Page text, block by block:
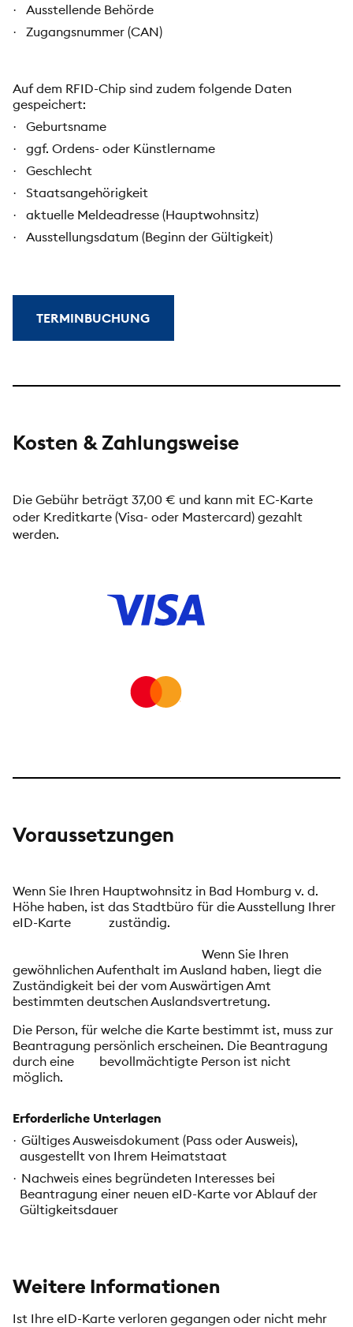
· Ausstellende Behörde
· Zugangsnummer (CAN)
Auf dem RFID-Chip sind zudem folgende Daten
gespeichert:
· Geburtsname
· ggf. Ordens- oder Künstlername
· Geschlecht
· Staatsangehörigkeit
· aktuelle Meldeadresse (Hauptwohnsitz)
· Ausstellungsdatum (Beginn der Gültigkeit)
TERMINBUCHUNG
Kosten & Zahlungsweise
Die Gebühr beträgt 37,00 € und kann mit EC-Karte
oder Kreditkarte (Visa- oder Mastercard) gezahlt
werden.
Voraussetzungen
Wenn Sie Ihren Hauptwohnsitz in Bad Homburg v. d.
Höhe haben, ist das Stadtbüro für die Ausstellung Ihrer
eID-Karte zuständig.
Wenn Sie Ihren
gewöhnlichen Aufenthalt im Ausland haben, liegt die
Zuständigkeit bei der vom Auswärtigen Amt
bestimmten deutschen Auslandsvertretung.
Die Person, für welche die Karte bestimmt ist, muss zur
Beantragung persönlich erscheinen. Die Beantragung
durch eine bevollmächtigte Person ist nicht
möglich.
Erforderliche Unterlagen
· Gültiges Ausweisdokument (Pass oder Ausweis),
ausgestellt von Ihrem Heimatstaat
· Nachweis eines begründeten Interesses bei
Beantragung einer neuen eID-Karte vor Ablauf der
Gültigkeitsdauer
Weitere Informationen
Ist Ihre eID-Karte verloren gegangen oder nicht mehr